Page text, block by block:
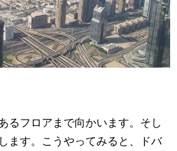
るフロアまで向かいます。そし
ます。こうやってみると、ドバ